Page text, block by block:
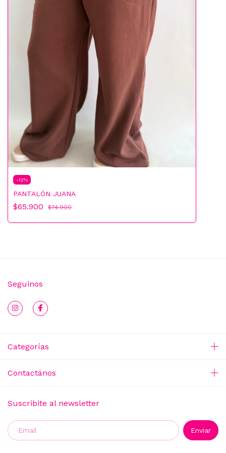
Largo 72 cm
-12%
PANTALÓN JUANA
$65.900 $74.900
Seguinos
Categorías
Contactános
Suscribite al newsletter